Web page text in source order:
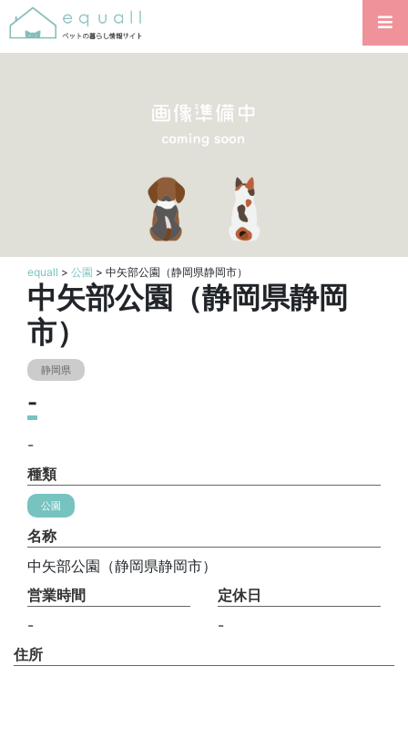
equall > 公園 > 中矢部公園（静岡県静岡市）
中矢部公園（静岡県静岡
市）
静岡県
-
-
種類
公園
名称
中矢部公園（静岡県静岡市）
営業時間
-
定休日
-
住所